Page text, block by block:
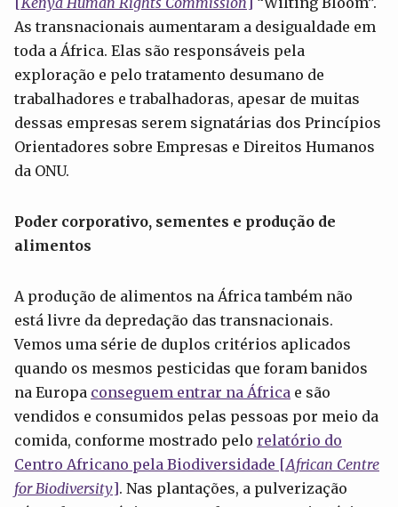
As transnacionais aumentaram a desigualdade em
toda a África. Elas são responsáveis pela
exploração e pelo tratamento desumano de
trabalhadores e trabalhadoras, apesar de muitas
dessas empresas serem signatárias dos Princípios
Orientadores sobre Empresas e Direitos Humanos
da ONU.
Poder corporativo, sementes e produção de
alimentos
A produção de alimentos na África também não
está livre da depredação das transnacionais.
Vemos uma série de duplos critérios aplicados
quando os mesmos pesticidas que foram banidos
na Europa conseguem entrar na África e são
vendidos e consumidos pelas pessoas por meio da
comida, conforme mostrado pelo relatório do
Centro Africano pela Biodiversidade [African Centre
for Biodiversity]. Nas plantações, a pulverização